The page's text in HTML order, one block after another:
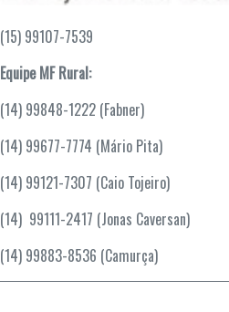
(15) 99107-7539
Equipe MF Rural:
(14) 99848-1222 (Fabner)
(14) 99677-7774 (Mário Pita)
(14) 99121-7307 (Caio Tojeiro)
(14) 99111-2417 (Jonas Caversan)
(14) 99883-8536 (Camurça)